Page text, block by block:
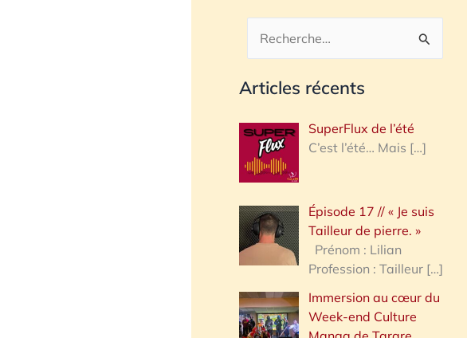
c
h
r
h
e
:
Articles récents
SuperFlux de l’été
C’est l’été… Mais […]
Épisode 17 // « Je suis
Tailleur de pierre. »
Prénom : Lilian
Profession : Tailleur […]
Immersion au cœur du
Week-end Culture